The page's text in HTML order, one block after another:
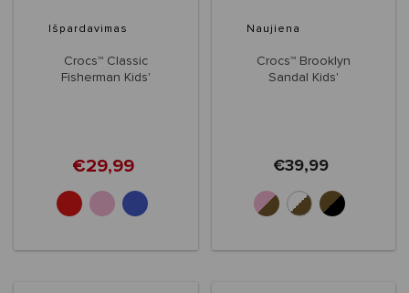
Išpardavimas
Crocs™ Classic
Fisherman Kids'
€29,99
Naujiena
Crocs™ Brooklyn
Sandal Kids'
€39,99